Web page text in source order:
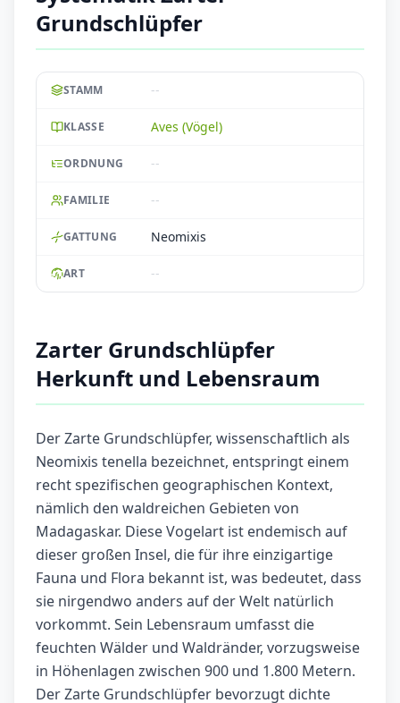
Grundschlüpfer
STAMM --
KLASSE Aves (Vögel)
ORDNUNG --
FAMILIE --
GATTUNG Neomixis
ART --
Zarter Grundschlüpfer
Herkunft und Lebensraum
Der Zarte Grundschlüpfer, wissenschaftlich als
Neomixis tenella bezeichnet, entspringt einem
recht spezifischen geographischen Kontext,
nämlich den waldreichen Gebieten von
Madagaskar. Diese Vogelart ist endemisch auf
dieser großen Insel, die für ihre einzigartige
Fauna und Flora bekannt ist, was bedeutet, dass
sie nirgendwo anders auf der Welt natürlich
vorkommt. Sein Lebensraum umfasst die
feuchten Wälder und Waldränder, vorzugsweise
in Höhenlagen zwischen 900 und 1.800 Metern.
Der Zarte Grundschlüpfer bevorzugt dichte